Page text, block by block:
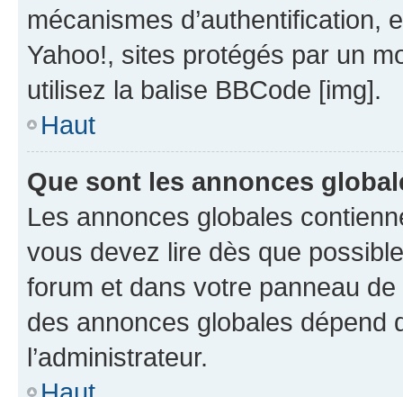
mécanismes d’authentification,
Yahoo!, sites protégés par un
utilisez la balise BBCode [img].
Haut
Que sont les annonces
Les annonces globales
vous devez lire dès que
forum et dans votre panneau
des annonces globales dépend
l’administrateur.